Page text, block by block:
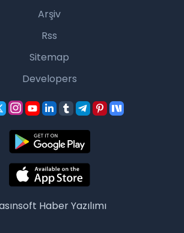
Arşiv
Rss
Sitemap
Developers
Haber Yazılımı